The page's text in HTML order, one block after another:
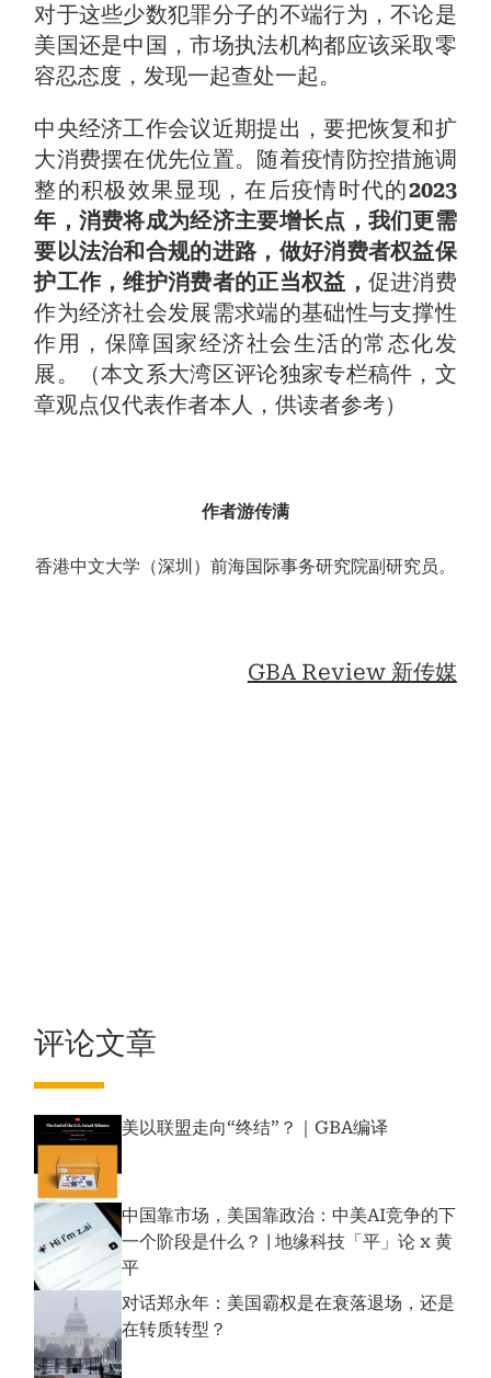
对于这些少数犯罪分子的不端行为，不论是
美国还是中国，市场执法机构都应该采取零
容忍态度，发现一起查处一起。
中央经济工作会议近期提出，要把恢复和扩
大消费摆在优先位置。随着疫情防控措施调
整的积极效果显现，在后疫情时代的2023
年，消费将成为经济主要增长点，我们更需
要以法治和合规的进路，做好消费者权益保
护工作，维护消费者的正当权益， 促进消费
作为经济社会发展需求端的基础性与支撑性
作用，保障国家经济社会生活的常态化发
展。（本文系大湾区评论独家专栏稿件，文
章观点仅代表作者本人，供读者参考）
作者游传满
香港中文大学（深圳）前海国际事务研究院副研究员。
GBA Review 新传媒
评论文章
美以联盟走向“终结”？｜GBA编译
中国靠市场，美国靠政治：中美AI竞争的下
一个阶段是什么？ | 地缘科技「平」论 x 黄
平
对话郑永年：美国霸权是在衰落退场，还是
在转质转型？